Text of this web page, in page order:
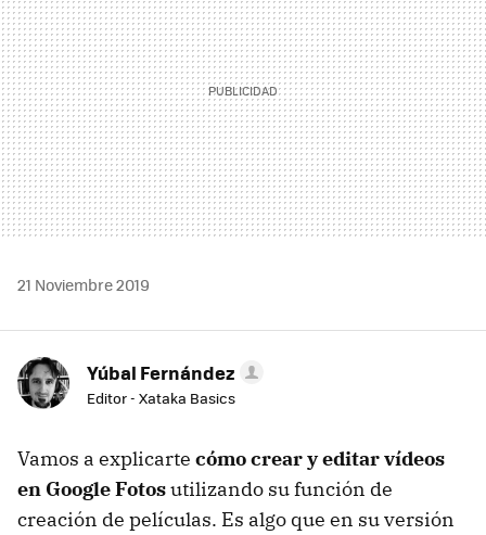
21 Noviembre 2019
Yúbal Fernández
Editor - Xataka Basics
Vamos a explicarte cómo crear y editar vídeos
en Google Fotosutilizando su función de
creación de películas. Es algo que en su versión